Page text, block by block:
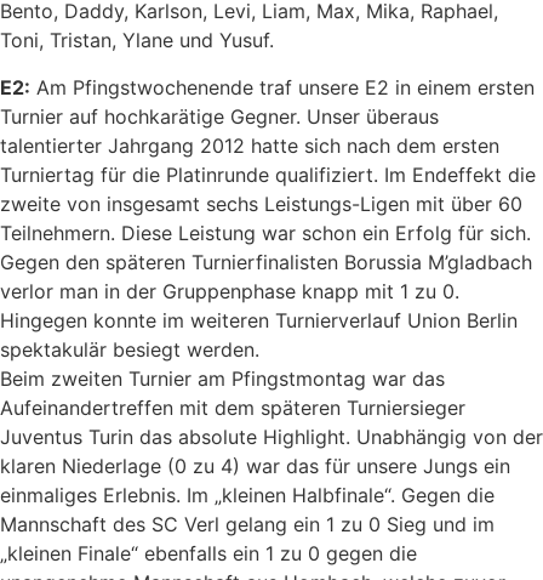
Bento, Daddy, Karlson, Levi, Liam, Max, Mika, Raphael,
Toni, Tristan, Ylane und Yusuf.
E2: Am Pfingstwochenende traf unsere E2 in einem ersten
Turnier auf hochkarätige Gegner. Unser überaus
talentierter Jahrgang 2012 hatte sich nach dem ersten
Turniertag für die Platinrunde qualifiziert. Im Endeffekt die
zweite von insgesamt sechs Leistungs-Ligen mit über 60
Teilnehmern. Diese Leistung war schon ein Erfolg für sich.
Gegen den späteren Turnierfinalisten Borussia M’gladbach
verlor man in der Gruppenphase knapp mit 1 zu 0.
Hingegen konnte im weiteren Turnierverlauf Union Berlin
spektakulär besiegt werden.
Beim zweiten Turnier am Pfingstmontag war das
Aufeinandertreffen mit dem späteren Turniersieger
Juventus Turin das absolute Highlight. Unabhängig von der
klaren Niederlage (0 zu 4) war das für unsere Jungs ein
einmaliges Erlebnis. Im „kleinen Halbfinale“. Gegen die
Mannschaft des SC Verl gelang ein 1 zu 0 Sieg und im
„kleinen Finale“ ebenfalls ein 1 zu 0 gegen die